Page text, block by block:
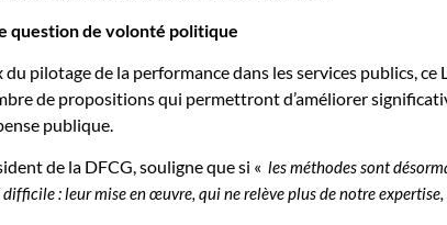
question de volonté politique
pilotage de la performance dans les services publics, ce
de propositions qui permettront d’améliorer
publique.
de la DFCG, souligne que si « les méthodes sont
: leur mise en œuvre, qui ne relève plus de notre expertise,